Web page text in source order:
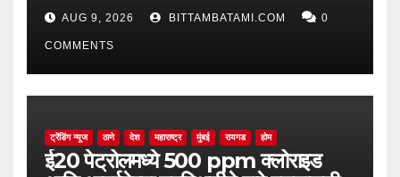
AUG 9, 2026 BITTAMBATAMI.COM 0
COMMENTS
ट्रेंडिंग न्यूज ठाणे देश महाराष्ट्र मुंबई रायगड होम
ई20 पेट्रोलमध्ये 500 ppm क्लोराइड